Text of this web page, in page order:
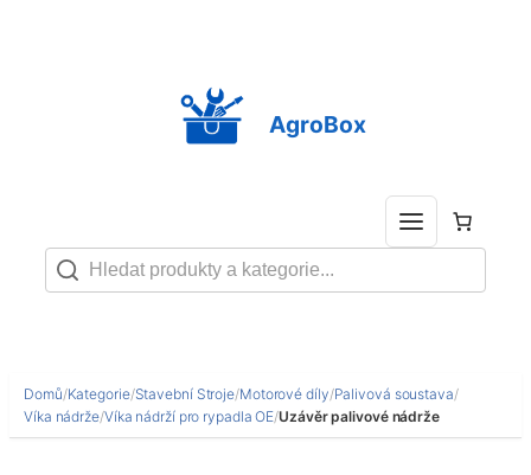
AgroBox
Domů/Kategorie/Stavební Stroje/Motorové díly/Palivová soustava/
Víka nádrže/Víka nádrží pro rypadla OE/Uzávěr palivové nádrže